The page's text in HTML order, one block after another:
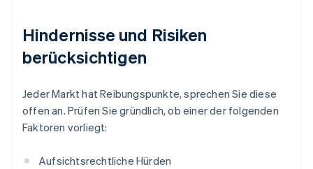
Hindernisse und Risiken
berücksichtigen
Jeder Markt hat Reibungspunkte, sprechen Sie diese
offen an. Prüfen Sie gründlich, ob einer der folgenden
Faktoren vorliegt:
Aufsichtsrechtliche Hürden